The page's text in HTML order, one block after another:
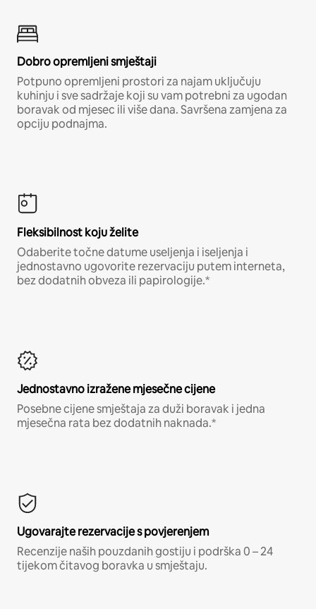
Dobro opremljeni smještaji
Potpuno opremljeni prostori za najam uključuju
kuhinju i sve sadržaje koji su vam potrebni za ugodan
boravak od mjesec ili više dana. Savršena zamjena za
opciju podnajma.
Fleksibilnost koju želite
Odaberite točne datume useljenja i iseljenja i
jednostavno ugovorite rezervaciju putem interneta,
bez dodatnih obveza ili papirologije.*
Jednostavno izražene mjesečne cijene
Posebne cijene smještaja za duži boravak i jedna
mjesečna rata bez dodatnih naknada.*
Ugovarajte rezervacije s povjerenjem
Recenzije naših pouzdanih gostiju i podrška 0 – 24
tijekom čitavog boravka u smještaju.